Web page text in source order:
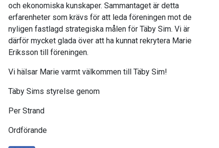
och ekonomiska kunskaper. Sammantaget är detta
erfarenheter som krävs för att leda föreningen mot de
nyligen fastlagd strategiska målen för Täby Sim. Vi är
därför mycket glada över att ha kunnat rekrytera Marie
Eriksson till föreningen.
Vi hälsar Marie varmt välkommen till Täby Sim!
Täby Sims styrelse genom
Per Strand
Ordförande